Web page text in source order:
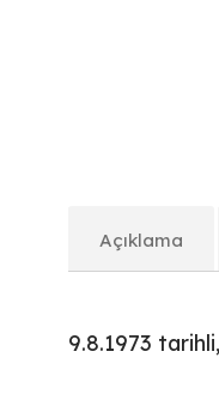
Açıklama
9.8.1973